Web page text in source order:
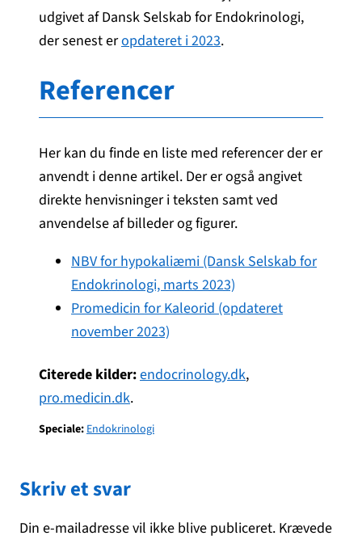
udgivet af Dansk Selskab for Endokrinologi,
der senest eropdateret i 2023.
Referencer
Her kan du finde en liste med referencer der er
anvendt i denne artikel. Der er også angivet
direkte henvisninger i teksten samt ved
anvendelse af billeder og figurer.
NBV for hypokaliæmi (Dansk Selskab for
Endokrinologi, marts 2023)
Promedicin for Kaleorid (opdateret
november 2023)
Citerede kilder:endocrinology.dk,
pro.medicin.dk.
Speciale:Endokrinologi
Skriv et svar
Din e-mailadresse vil ikke blive publiceret. Krævede